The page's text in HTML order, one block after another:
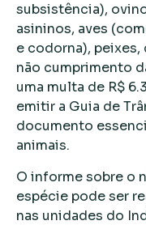
subsistência),
asininos, aves
e codorna), peixes,
não cumprimento
uma multa de R$
emitir a Guia de
documento
animais.
O informe sobre o
espécie pode ser
nas unidades do